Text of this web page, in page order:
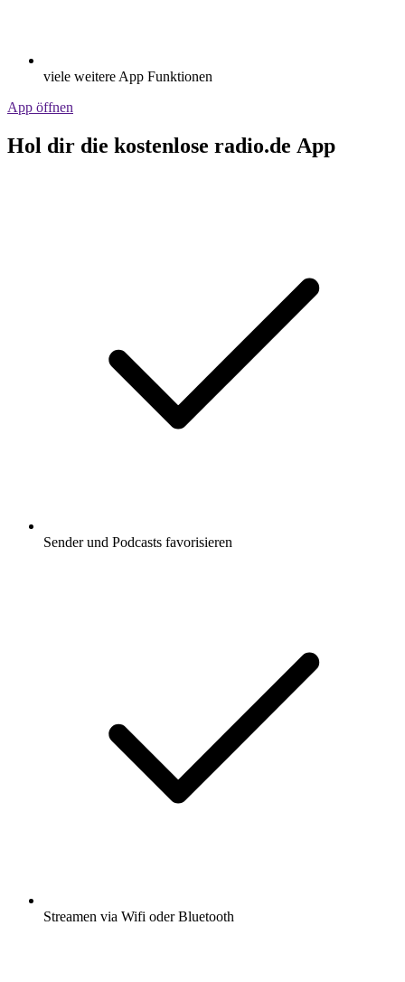
viele weitere App Funktionen
App öffnen
Hol dir die kostenlose radio.de App
Sender und Podcasts favorisieren
Streamen via Wifi oder Bluetooth